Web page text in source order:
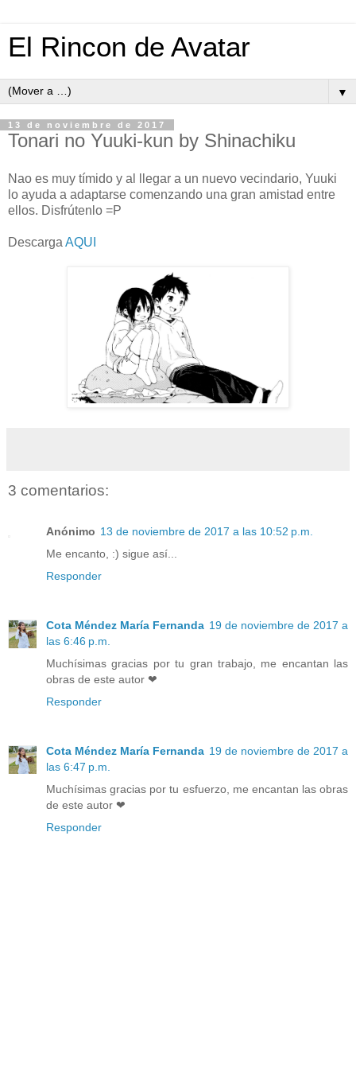
El Rincon de Avatar
▼
13 de noviembre de 2017
Tonari no Yuuki-kun by Shinachiku
Nao es muy tímido y al llegar a un nuevo vecindario, Yuuki
lo ayuda a adaptarse comenzando una gran amistad entre
ellos. Disfrútenlo =P
Descarga AQUI
3 comentarios:
Anónimo 13 de noviembre de 2017 a las 10:52 p.m.
Me encanto, :) sigue así...
Responder
Cota Méndez María Fernanda 19 de noviembre de 2017 a
las 6:46 p.m.
Muchísimas gracias por tu gran trabajo, me encantan las
obras de este autor ❤
Responder
Cota Méndez María Fernanda 19 de noviembre de 2017 a
las 6:47 p.m.
Muchísimas gracias por tu esfuerzo, me encantan las obras
de este autor ❤
Responder